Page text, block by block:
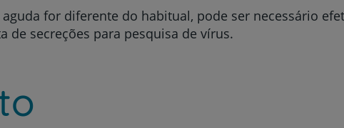
Grandes Áreas da Saúde
Serviços CUF
for diferente do habitual, pode ser necessário
de secreções para pesquisa de vírus.